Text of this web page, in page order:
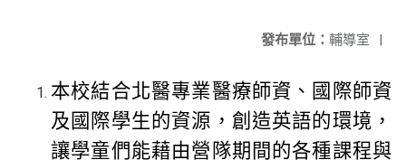
發布單位： 輔導室 |
本校結合北醫專業醫療師資、國際師資
及國際學生的資源，創造英語的環境，
讓學童們能藉由營隊期間的各種課程與